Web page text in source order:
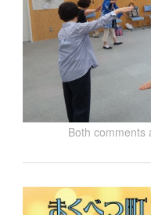
Both comments